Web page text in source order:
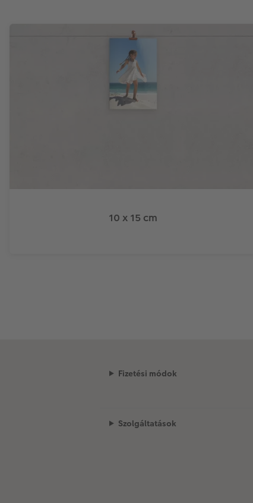
10 x 15 cm
Fizetési módok
Szolgáltatások